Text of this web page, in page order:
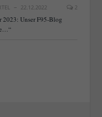
22.12.2022 2
2023: Unser F95-Blog